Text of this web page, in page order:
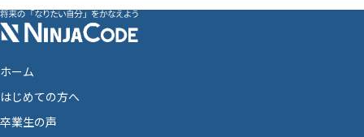
ホーム
はじめての方へ
卒業生の声